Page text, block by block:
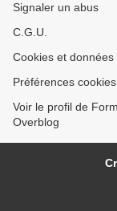
Signaler un abus
C.G.U.
Cookies et
Préférences cookies
Voir le profil de
Overblog